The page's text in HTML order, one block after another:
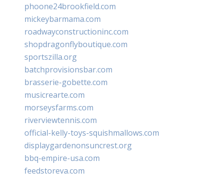
phoone24brookfield.com
mickeybarmama.com
roadwayconstructioninc.com
shopdragonflyboutique.com
sportszilla.org
batchprovisionsbar.com
brasserie-gobette.com
musicrearte.com
morseysfarms.com
riverviewtennis.com
official-kelly-toys-squishmallows.com
displaygardenonsuncrest.org
bbq-empire-usa.com
feedstoreva.com